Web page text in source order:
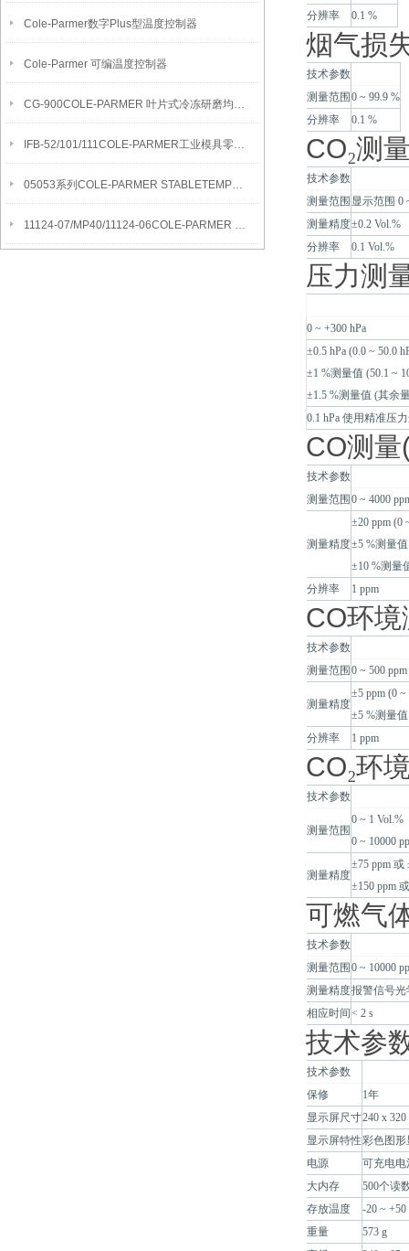
Cole-Parmer数字Plus型温度控制器
Cole-Parmer 可编温度控制器
CG-900COLE-PARMER 叶片式冷冻研磨均质机
IFB-52/101/111COLE-PARMER工业模具零件清洁流化沙浴
05053系列COLE-PARMER STABLETEMP真空烘箱
11124-07/MP40/11124-06COLE-PARMER SYMMETRY MB水分测定天平
分辨率
0.1 %
烟气损
技术参数
测量范围 0 ~ 99.9 %
分辨率
0.1 %
CO₂测
技术参数
测量范围 显示范围 0
测量精度±0.2 Vol.%
分辨率
0.1 Vol.%
压力测
0 ~ +300 hPa
±0.5 hPa (0.0 ~ 50.0
±1 %测量值 (50.1 ~
±1.5 %测量值 (其余
0.1 hPa 使用精准压
CO测量
技术参数
测量范围 0 ~ 4000
测量精度
±20 ppm (0
±5 %测量值
±10 %测量
分辨率
1 ppm
CO环境
技术参数
测量范围 0 ~ 500 ppm
测量精度
±5 ppm (0 ~
±5 %测量
分辨率
1 ppm
CO₂环
技术参数
测量范围
0 ~ 1 Vol.%
0 ~ 10000
测量精度
±75 ppm 或
±150 ppm
可燃气
技术参数
测量范围 0 ~ 10000
测量精度报警信号
相应时间 < 2 s
技术参
技术参数
保修
1年
显示屏尺寸240 x
显示屏特性彩色图形
电源
可充电电
大内存
500个读
存放温度
-20 ~ +50
重量
573 g